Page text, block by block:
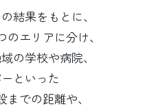
結果をもとに、
エリアに分け、
の学校や病院、
といった
での距離や、